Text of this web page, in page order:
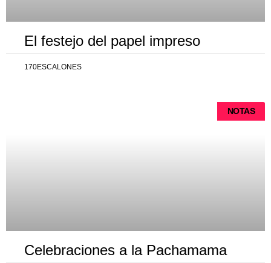
El festejo del papel impreso
170ESCALONES
NOTAS
Celebraciones a la Pachamama